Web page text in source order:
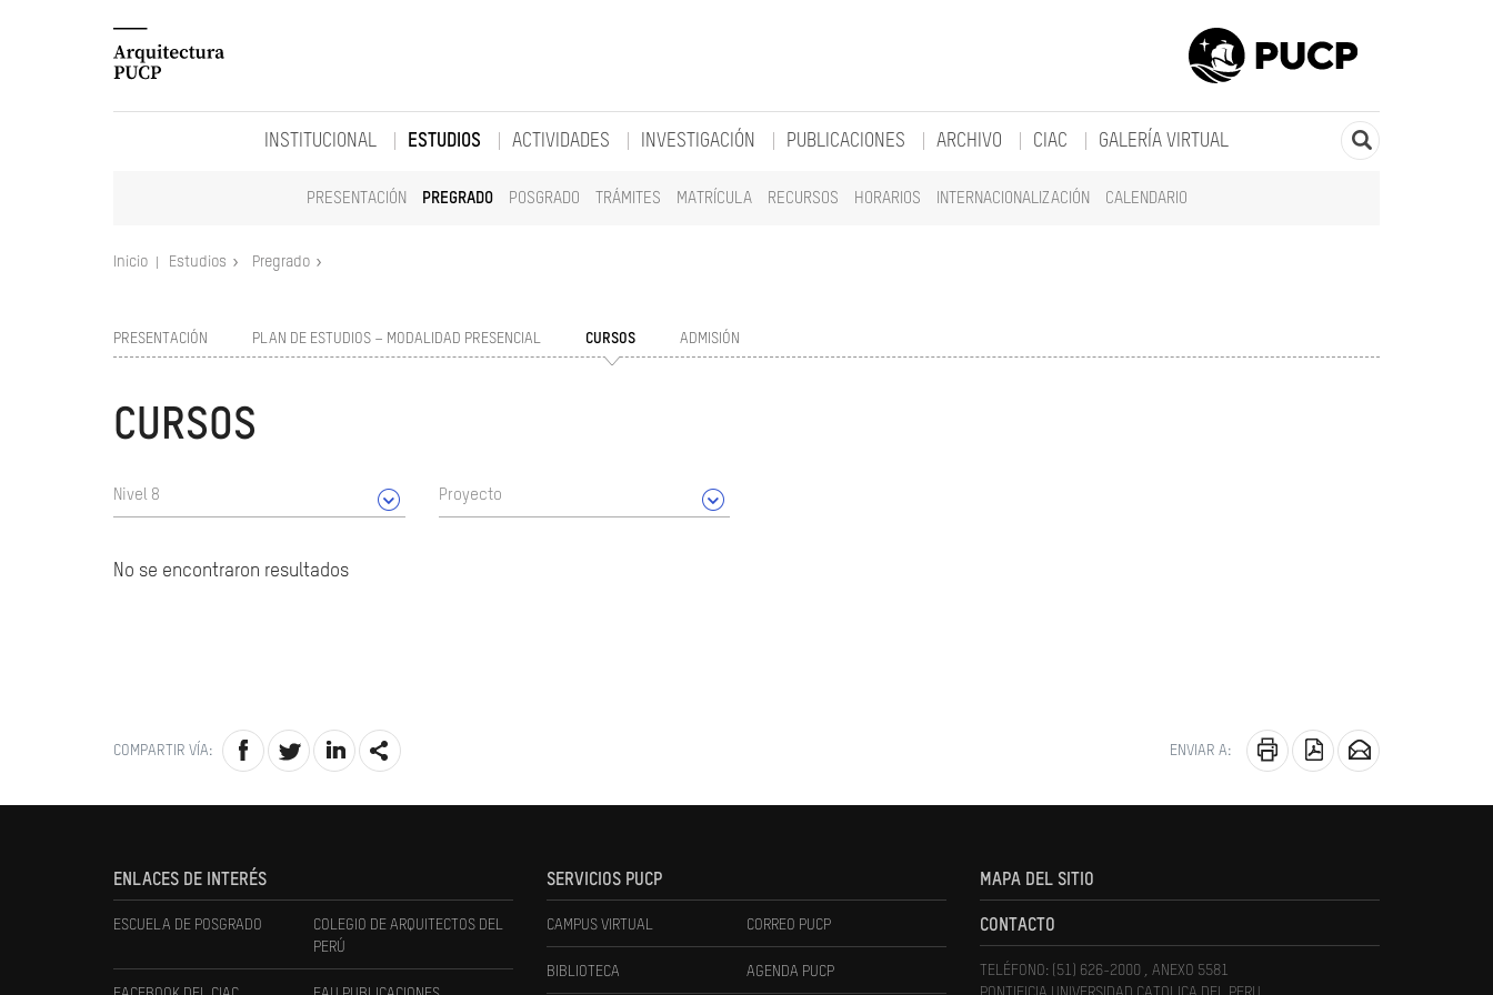
INSTITUCIONAL ESTUDIOS
PRESENTACIÓN PREGRADO POSGRADO TRÁMITES MATRÍCULA RECURSOS HORARIOS INTERNACIONALIZACIÓN CALENDARIO
ACTIVIDADES INVESTIGACIÓN PUBLICACIONES ARCHIVO CIAC GALERÍA VIRTUAL
Inicio Estudios Pregrado
PRESENTACIÓN PLAN DE ESTUDIOS – MODALIDAD PRESENCIAL CURSOS ADMISIÓN
CURSOS
Nivel 8 Proyecto
No se encontraron resultados
COMPARTIR VÍA: ENVIAR A:
ENLACES DE INTERÉS
ESCUELA DE POSGRADO
COLEGIO DE ARQUITECTOS DEL
PERÚ
SERVICIOS PUCP
CAMPUS VIRTUAL CORREO PUCP
BIBLIOTECA AGENDA PUCP
MAPA DEL SITIO
CONTACTO
TELÉFONO: (51) 626-2000 , ANEXO 5581